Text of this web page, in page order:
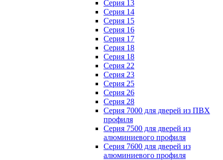
Серия 13
Серия 14
Серия 15
Серия 16
Серия 17
Серия 18
Серия 18
Серия 22
Серия 23
Серия 25
Серия 26
Серия 28
Серия 7000 для дверей из ПВХ
профиля
Серия 7500 для дверей из
алюминиевого профиля
Серия 7600 для дверей из
алюминиевого профиля